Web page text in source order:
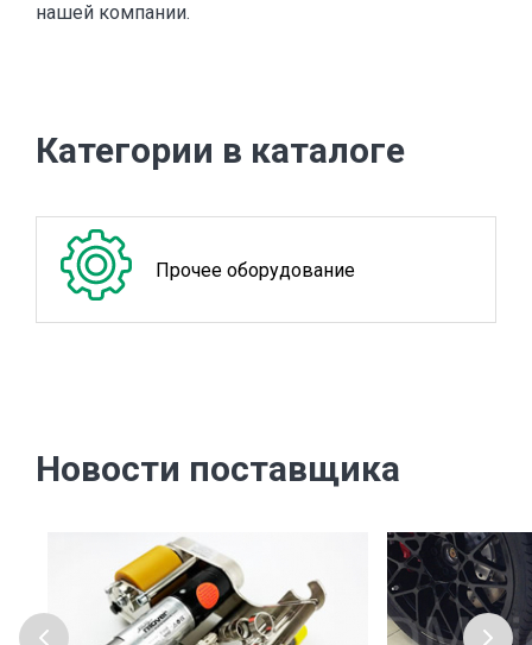
нашей компании.
Категории в каталоге
Прочее оборудование
Новости поставщика